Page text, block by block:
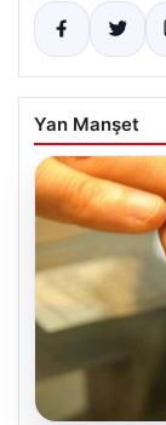
Yan Manşet